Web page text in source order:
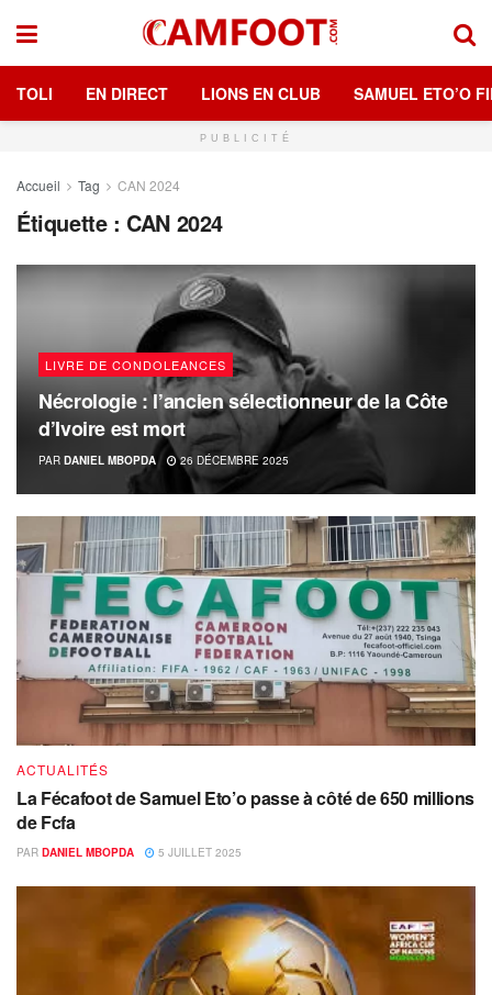
TOLI EN DIRECT LIONS EN CLUB SAMUEL ETO’O
PUBLICITÉ
Accueil Tag CAN 2024
Étiquette : CAN 2024
LIVRE DE CONDOLEANCES
Nécrologie : l’ancien sélectionneur de la Côte
d’Ivoire est mort
PAR DANIEL MBOPDA 26 DÉCEMBRE 2025
ACTUALITÉS
La Fécafoot de Samuel Eto’o passe à côté de 650 millions
de Fcfa
PAR DANIEL MBOPDA 5 JUILLET 2025